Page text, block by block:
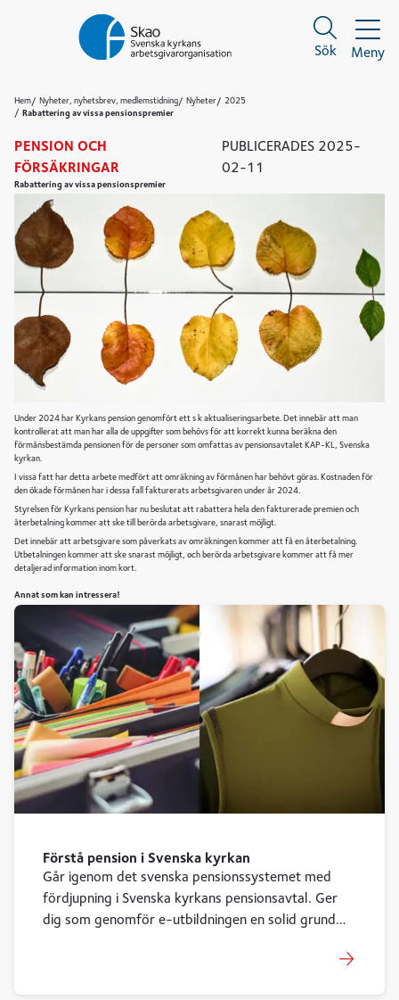
Sök Meny
Hem Nyheter, nyhetsbrev, medlemstidning Nyheter
2025
Rabattering av vissa pensionspremier
Rabattering av vissa pensionspremier
PENSION OCH
FÖRSÄKRINGAR
PUBLICERADES 2025-
02-11
Under 2024 har Kyrkans pension genomfört ett s k aktualiseringsarbete. Det innebär att man
kontrollerat att man har alla de uppgifter som behövs för att korrekt kunna beräkna den
förmånsbestämda pensionen för de personer som omfattas av pensionsavtalet KAP-KL, Svenska
kyrkan.
I vissa fatt har detta arbete medfört att omräkning av förmånen har behövt göras. Kostnaden för
den ökade förmånen har i dessa fall fakturerats arbetsgivaren under år 2024.
Styrelsen för Kyrkans pension har nu beslutat att rabattera hela den fakturerade premien och
återbetalning kommer att ske till berörda arbetsgivare, snarast möjligt.
Det innebär att arbetsgivare som påverkats av omräkningen kommer att få en återbetalning.
Utbetalningen kommer att ske snarast möjligt, och berörda arbetsgivare kommer att få mer
detaljerad information inom kort.
Annat som kan intressera!
Förstå pension i Svenska kyrkan
Går igenom det svenska pensionssystemet med
fördjupning i Svenska kyrkans pensionsavtal. Ger
dig som genomför e-utbildningen en solid grund